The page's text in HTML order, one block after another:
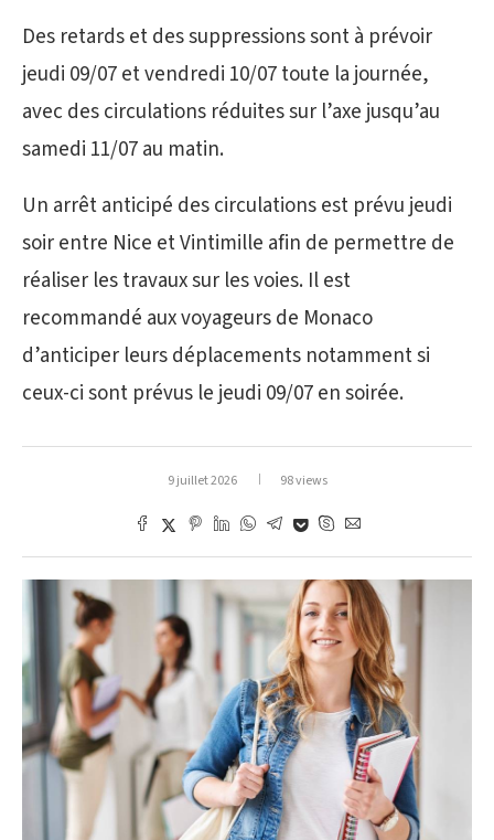
Des retards et des suppressions sont à prévoir
jeudi 09/07 et vendredi 10/07 toute la journée,
avec des circulations réduites sur l’axe jusqu’au
samedi 11/07 au matin.
Un arrêt anticipé des circulations est prévu jeudi
soir entre Nice et Vintimille afin de permettre de
réaliser les travaux sur les voies. Il est
recommandé aux voyageurs de Monaco
d’anticiper leurs déplacements notamment si
ceux-ci sont prévus le jeudi 09/07 en soirée.
9 juillet 2026 98 views